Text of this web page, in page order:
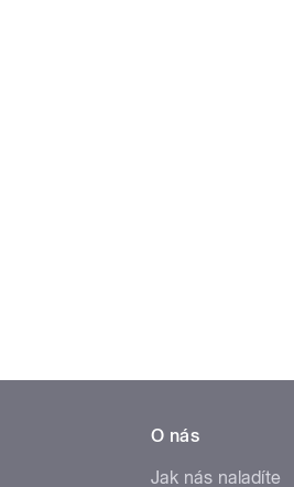
O nás
Jak nás naladíte